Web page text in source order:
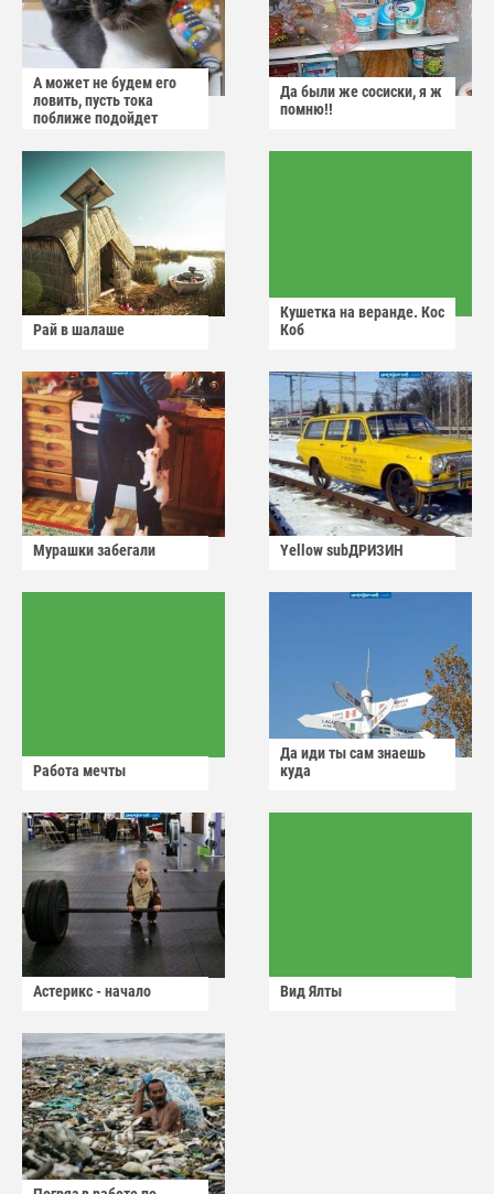
А может не будем его
ловить, пусть тока
поближе подойдет
Да были же сосиски, я ж
помню!!
Рай в шалаше
Кушетка на веранде. Кос
Коб
Мурашки забегали Yellow subДРИЗИН
Работа мечты
Да иди ты сам знаешь
куда
Астерикс - начало Вид Ялты